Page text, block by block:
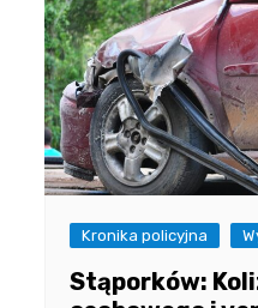
Kronika policyjna
Stąporków: